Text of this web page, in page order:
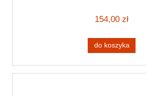
154,00 zł
do koszyka